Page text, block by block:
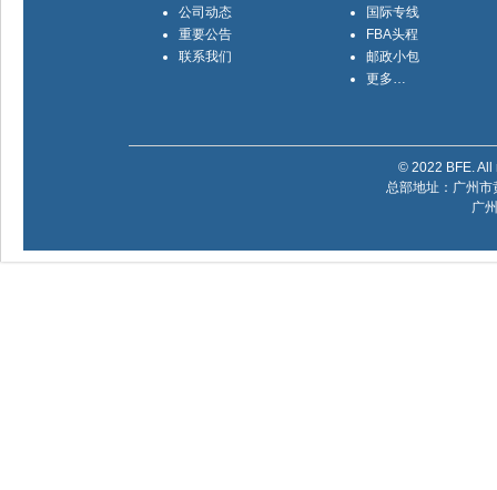
公司动态
重要公告
联系我们
国际专线
FBA头程
邮政小包
更多…
© 2022 BFE.
总部地址：广州
广